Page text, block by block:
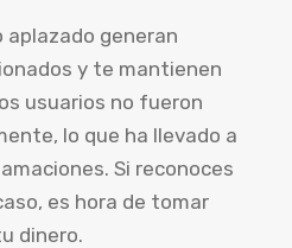
generan
y te mantienen
usuarios no fueron
lo que ha llevado a
Si reconoces
es hora de tomar
dinero.